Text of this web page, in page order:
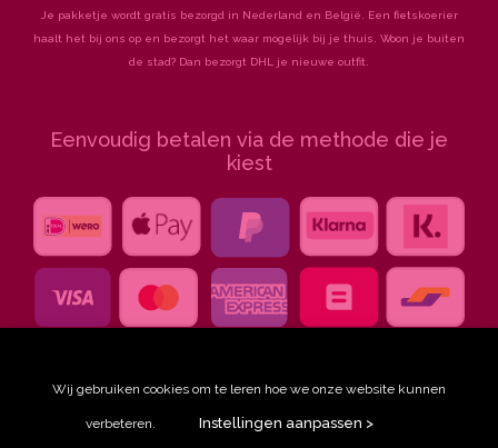
Je pakketje wordt gratis bezorgd in Nederland en België. Een fietskoerier
haalt het bij ons op en bezorgt het waar mogelijk bij je thuis. Woon je buiten
de stad? Dan bezorgt DHL je nieuwe outfit.
Eenvoudig betalen via de methode die je
kiest
Wij gebruiken cookies om te leren hoe we onze website kunnen
verbeteren. Instellingen aanpassen >